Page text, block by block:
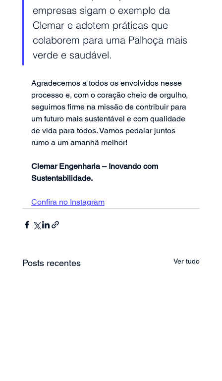
empresas sigam o exemplo da
Clemar e adotem práticas que
colaborem para uma Palhoça mais
verde e saudável.
Agradecemos a todos os envolvidos nesse
processo e, com o coração cheio de orgulho,
seguimos firme na missão de contribuir para
um futuro mais sustentável e com qualidade
de vida para todos. Vamos pedalar juntos
rumo a um amanhã melhor!
Clemar Engenharia – Inovando com
Sustentabilidade.
Confira no Instagram
Posts recentes Ver tudo